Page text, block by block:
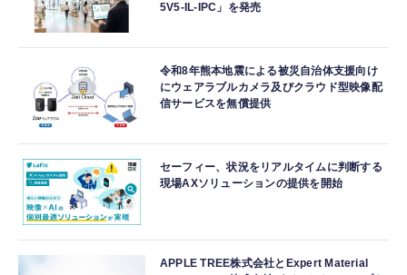
5V5-IL-IPC」を発売
令和8年熊本地震による被災自治体支援向け
にウェアラブルカメラ及びクラウド型映像配
信サービスを無償提供
セーフィー、状況をリアルタイムに判断する
現場AXソリューションの提供を開始
APPLE TREE株式会社とExpert Material